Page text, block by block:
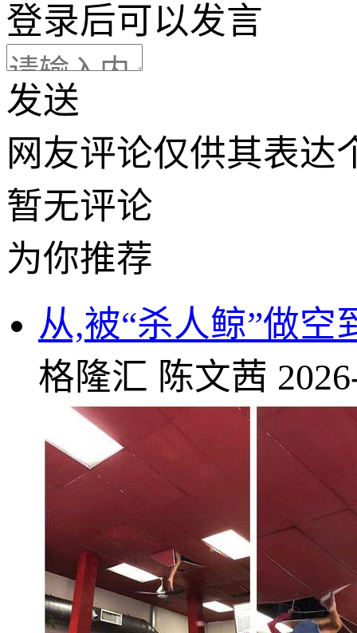
登录后可以发言
发送
网友评论仅供其表达
暂无评论
为你推荐
从,被“杀人鲸”做空
格隆汇 陈文茜